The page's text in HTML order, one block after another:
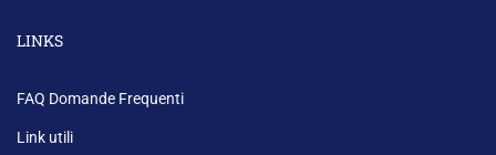
LINKS
FAQ Domande Frequenti
Link utili